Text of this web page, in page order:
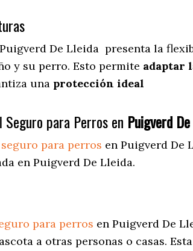
Puigverd De Lleida presenta la
y su perro. Esto permite adaptar
una protección ideal
para Perros en Puigverd
seguro para perros en Puigverd De
en Puigverd De Lleida.
para perros en Puigverd De
a otras personas o casas.